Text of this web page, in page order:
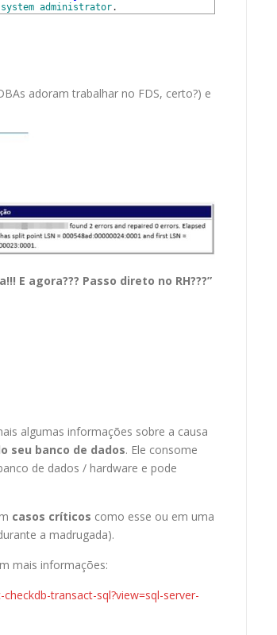
system administrator.
adoram trabalhar no FDS, certo?) e
E agora??? Passo direto no RH???”
algumas informações sobre a causa
seu banco de dados. Ele consome
de dados / hardware e pode
casos críticos como esse ou em uma
a madrugada).
mais informações:
transact-sql?view=sql-server-